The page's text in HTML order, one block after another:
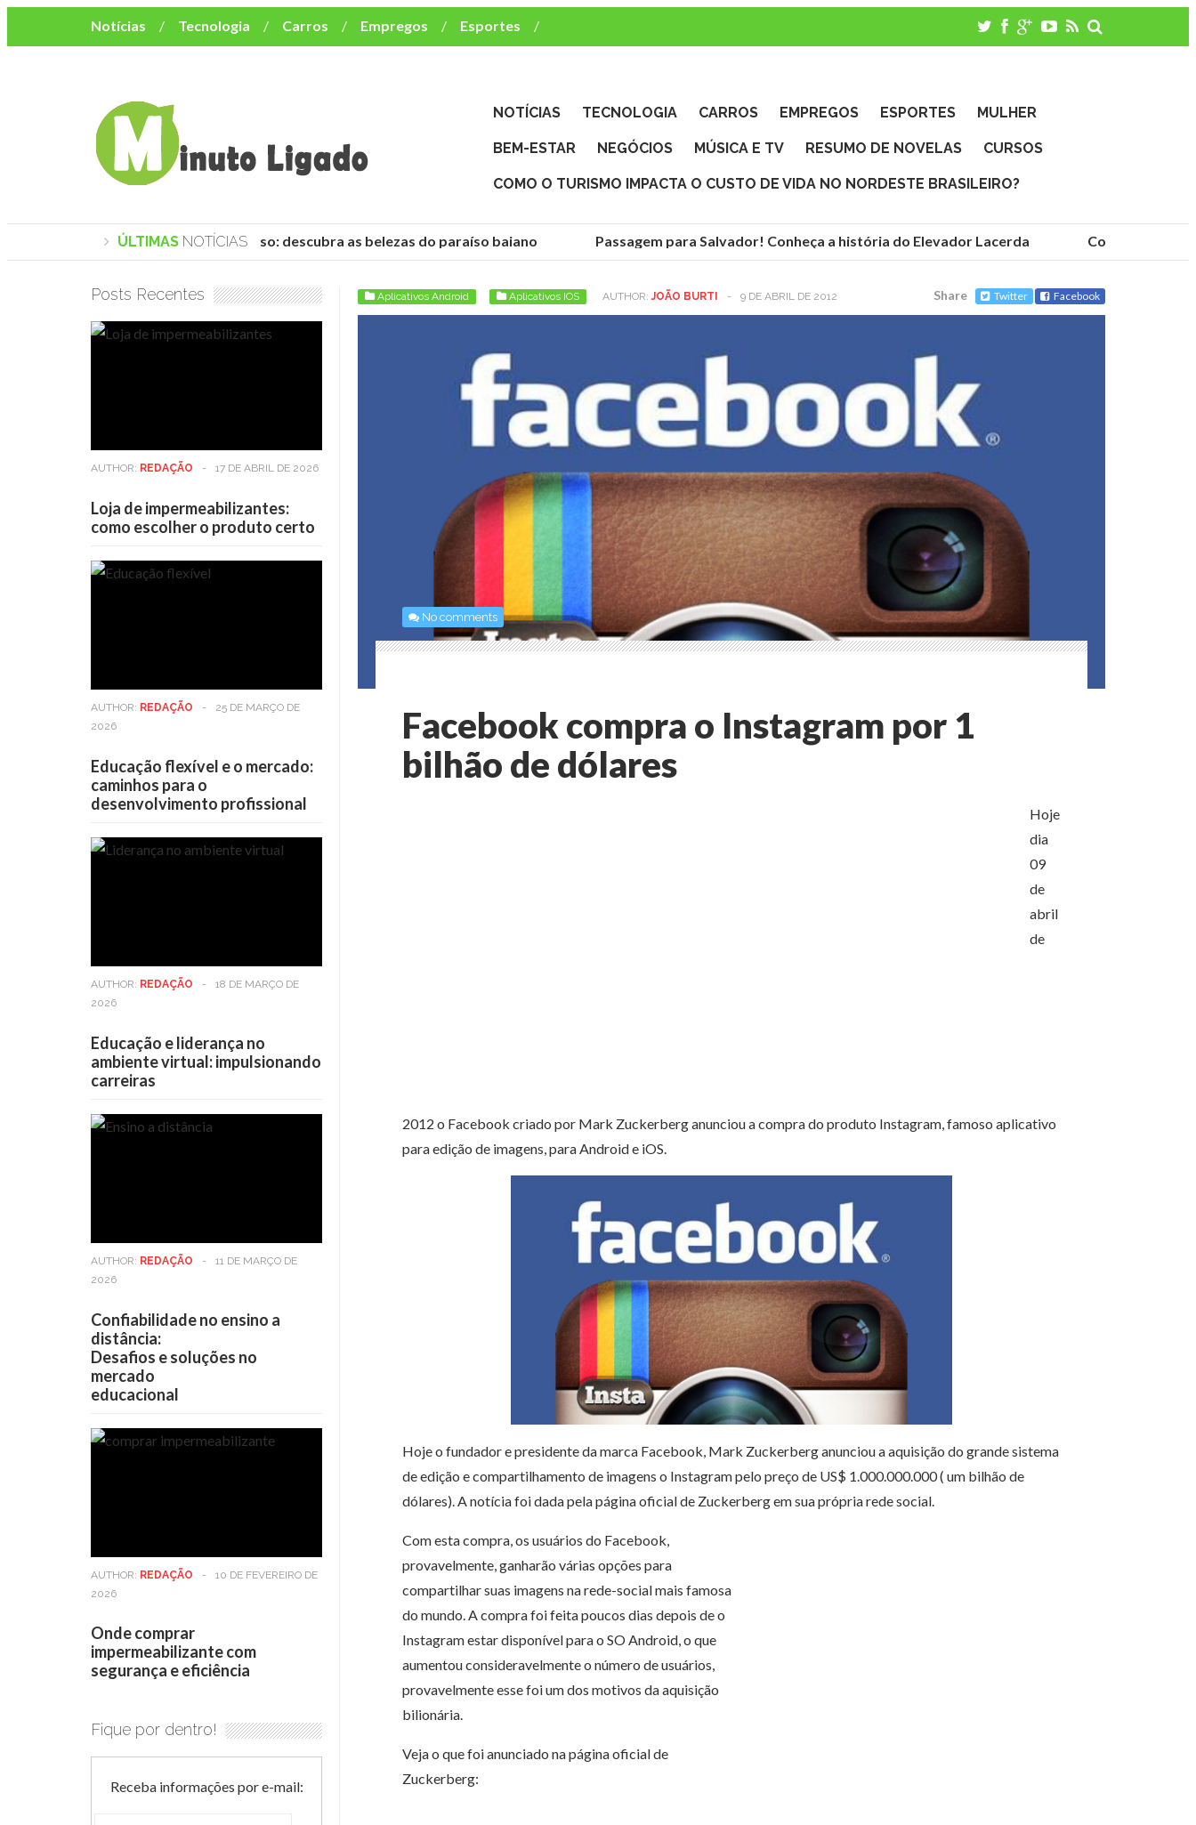
Notícias Tecnologia Carros Empregos
Esportes
Mulher
Bem-Estar Negócios
Música e TV
NOTÍCIAS TECNOLOGIA CARROS EMPREGOS ESPORTES MULHER
BEM-ESTAR NEGÓCIOS MÚSICA E TV RESUMO DE NOVELAS CURSOS
COMO O TURISMO IMPACTA O CUSTO DE VIDA NO NORDESTE BRASILEIRO?
ÚLTIMAS NOTÍCIAS
Praias de Trancoso: descubra as belezas do paraíso baiano Passagem para Salvador! Conheça a história do Elevador Lacerda Conheça as
Aplicativos Android Aplicativos IOS AUTHOR: JOÃO BURTI - 9 DE ABRIL DE 2012 Share Twitter Facebook
No comments
Facebook compra o Instagram por 1
bilhão de dólares
Hoje
dia
09
de
abril
de
2012 o Facebook criado por Mark Zuckerberg anunciou a compra do produto Instagram, famoso aplicativo
para edição de imagens, para Android e iOS.
Hoje o fundador e presidente da marca Facebook, Mark Zuckerberg anunciou a aquisição do grande sistema
de edição e compartilhamento de imagens o Instagram pelo preço de US$ 1.000.000.000 ( um bilhão de
dólares). A notícia foi dada pela página oficial de Zuckerberg em sua própria rede social.
Com esta compra, os usuários do Facebook,
provavelmente, ganharão várias opções para
compartilhar suas imagens na rede-social mais famosa
do mundo. A compra foi feita poucos dias depois de o
Instagram estar disponível para o SO Android, o que
aumentou consideravelmente o número de usuários,
provavelmente esse foi um dos motivos da aquisição
bilionária.
Veja o que foi anunciado na página oficial de
Zuckerberg:
Posts Recentes
AUTHOR: REDAÇÃO - 17 DE ABRIL DE 2026
Loja de impermeabilizantes:
como escolher o produto certo
AUTHOR: REDAÇÃO -
25 DE MARÇO DE
2026
Educação flexível e o mercado:
caminhos para o
desenvolvimento profissional
AUTHOR: REDAÇÃO -
18 DE MARÇO DE
2026
Educação e liderança no
ambiente virtual: impulsionando
carreiras
AUTHOR: REDAÇÃO -
11 DE MARÇO DE
2026
Confiabilidade no ensino a
distância:
Desafios e soluções no
mercado
educacional
AUTHOR: REDAÇÃO -
10 DE FEVEREIRO DE
2026
Onde comprar
impermeabilizante com
segurança e eficiência
Fique por dentro!
Receba informações por e-mail: